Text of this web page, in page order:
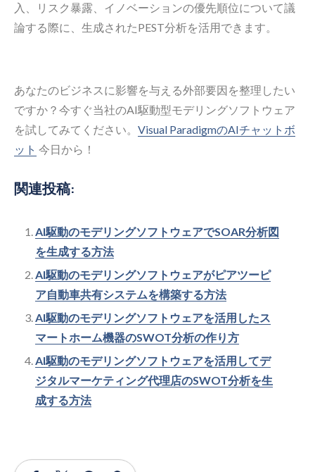
入、リスク暴露、イノベーションの優先順位について議
論する際に、生成されたPEST分析を活用できます。
あなたのビジネスに影響を与える外部要因を整理したい
ですか？今すぐ当社のAI駆動型モデリングソフトウェア
を試してみてください。 Visual ParadigmのAIチャットボ
ット 今日から！
関連投稿:
AI駆動のモデリングソフトウェアでSOAR分析図
を生成する方法
AI駆動のモデリングソフトウェアがピアツーピ
ア自動車共有システムを構築する方法
AI駆動のモデリングソフトウェアを活用したス
マートホーム機器のSWOT分析の作り方
AI駆動のモデリングソフトウェアを活用してデ
ジタルマーケティング代理店のSWOT分析を生
成する方法